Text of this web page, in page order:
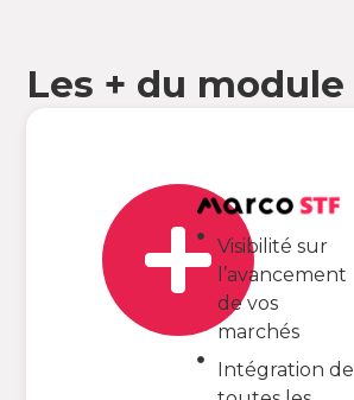
Les + du module
Visibilité sur
l’avancement
de vos
marchés
Intégration de